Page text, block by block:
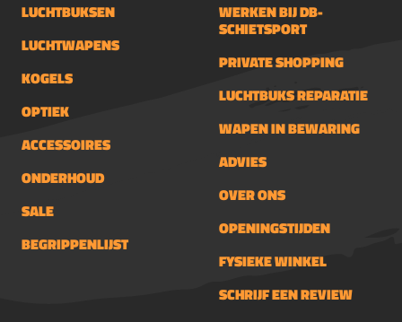
LUCHTBUKSEN
LUCHTWAPENS
KOGELS
OPTIEK
ACCESSOIRES
ONDERHOUD
SALE
BEGRIPPENLIJST
WERKEN BIJ DB-
SCHIETSPORT
PRIVATE SHOPPING
LUCHTBUKS REPARATIE
WAPEN IN BEWARING
ADVIES
OVER ONS
OPENINGSTIJDEN
FYSIEKE WINKEL
SCHRIJF EEN REVIEW